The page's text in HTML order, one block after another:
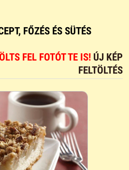
FŐZÉS ÉS SÜTÉS
FEL FOTÓT TE IS! ÚJ KÉP
FELTÖLTÉS